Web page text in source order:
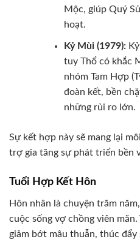
Mộc, giúp Quý
hoạt.
Kỷ Mùi (1979):Kỷ
tuy Thổ có khắc
nhóm Tam Hợp
đoàn kết, bền
những rủi ro lớn.
Sự kết hợp này sẽ mang lại
trợ gia tăng sự phát triển bền
Tuổi Hợp Kết Hôn
Hôn nhân là chuyện trăm
cuộc sống vợ chồng viên
giảm bớt mâu thuẫn, thúc đẩy